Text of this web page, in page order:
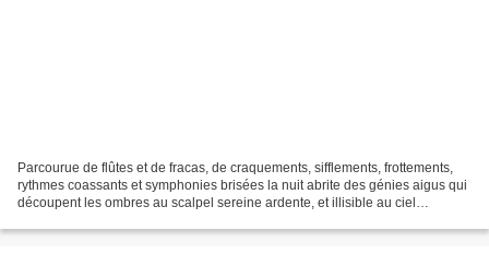
Parcourue de flûtes et de fracas, de craquements, sifflements, frottements,
rythmes coassants et symphonies brisées la nuit abrite des génies aigus qui
découpent les ombres au scalpel sereine ardente, et illisible au ciel